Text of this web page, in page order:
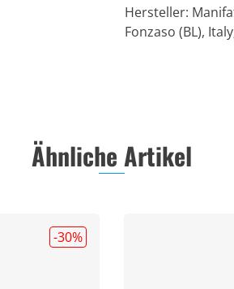
Hersteller:
Fonzaso (BL),
Ähnliche Artikel
-30%